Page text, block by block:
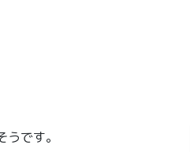
です。